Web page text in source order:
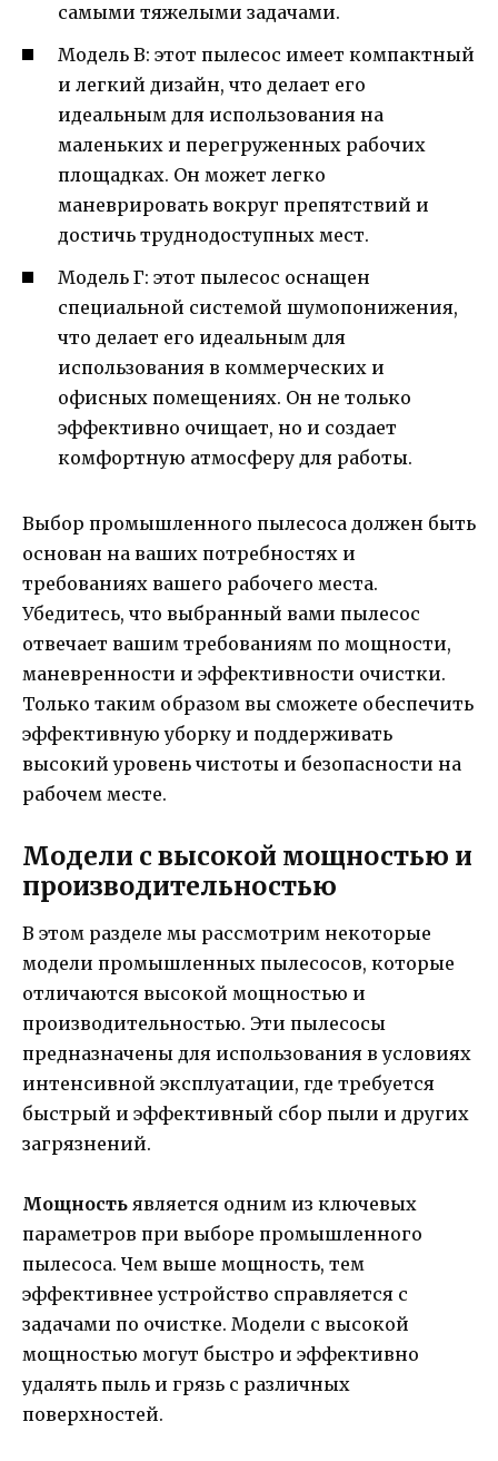
самыми тяжелыми задачами.
Модель В: этот пылесос имеет компактный
и легкий дизайн, что делает его
идеальным для использования на
маленьких и перегруженных рабочих
площадках. Он может легко
маневрировать вокруг препятствий и
достичь труднодоступных мест.
Модель Г: этот пылесос оснащен
специальной системой шумопонижения,
что делает его идеальным для
использования в коммерческих и
офисных помещениях. Он не только
эффективно очищает, но и создает
комфортную атмосферу для работы.
Выбор промышленного пылесоса должен быть
основан на ваших потребностях и
требованиях вашего рабочего места.
Убедитесь, что выбранный вами пылесос
отвечает вашим требованиям по мощности,
маневренности и эффективности очистки.
Только таким образом вы сможете обеспечить
эффективную уборку и поддерживать
высокий уровень чистоты и безопасности на
рабочем месте.
Модели с высокой мощностью и
производительностью
В этом разделе мы рассмотрим некоторые
модели промышленных пылесосов, которые
отличаются высокой мощностью и
производительностью. Эти пылесосы
предназначены для использования в условиях
интенсивной эксплуатации, где требуется
быстрый и эффективный сбор пыли и других
загрязнений.
Мощность является одним из ключевых
параметров при выборе промышленного
пылесоса. Чем выше мощность, тем
эффективнее устройство справляется с
задачами по очистке. Модели с высокой
мощностью могут быстро и эффективно
удалять пыль и грязь с различных
поверхностей.